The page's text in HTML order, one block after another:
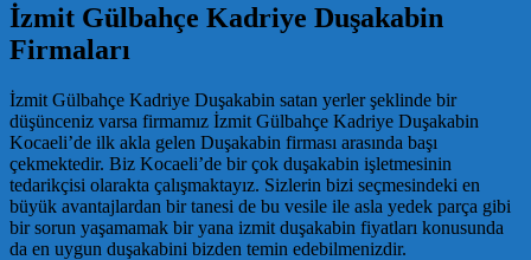
İzmit Gülbahçe Kadriye Duşakabin
Firmaları
İzmit Gülbahçe Kadriye Duşakabin satan yerler şeklinde bir
düşünceniz varsa firmamız İzmit Gülbahçe Kadriye Duşakabin
Kocaeli’de ilk akla gelen Duşakabin firması arasında başı
çekmektedir. Biz Kocaeli’de bir çok duşakabin işletmesinin
tedarikçisi olarakta çalışmaktayız. Sizlerin bizi seçmesindeki en
büyük avantajlardan bir tanesi de bu vesile ile asla yedek parça gibi
bir sorun yaşamamak bir yana izmit duşakabin fiyatları konusunda
da en uygun duşakabini bizden temin edebilmenizdir.